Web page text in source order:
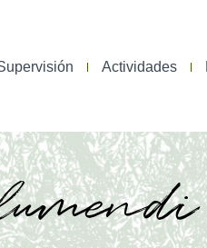
Actividades